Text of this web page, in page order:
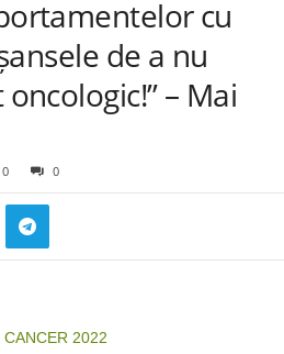
cu
de a nu
– Mai
0
2022